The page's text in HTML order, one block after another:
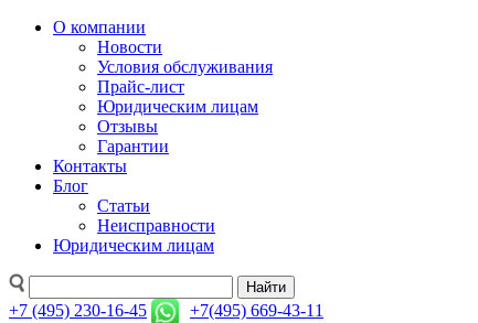
О компании
Новости
Условия обслуживания
Прайс-лист
Юридическим лицам
Отзывы
Гарантии
Контакты
Блог
Статьи
Неисправности
Юридическим лицам
Найти
+7 (495) 230-16-45 +7(495) 669-43-11